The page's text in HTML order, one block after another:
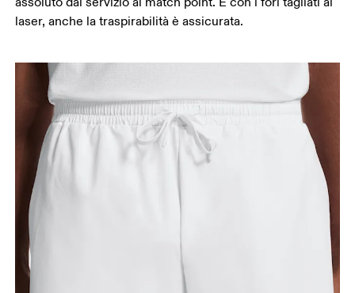
laser, anche la traspirabilità è assicurata.